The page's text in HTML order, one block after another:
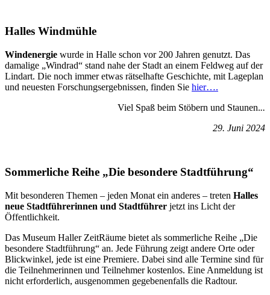
Halles Windmühle
Windenergie wurde in Halle schon vor 200 Jahren genutzt. Das
damalige „Windrad“ stand nahe der Stadt an einem Feldweg auf der
Lindart. Die noch immer etwas rätselhafte Geschichte, mit Lageplan
und neuesten Forschungsergebnissen, finden Sie hier….
Viel Spaß beim Stöbern und Staunen...
29. Juni 2024
Sommerliche Reihe „Die besondere Stadtführung“
Mit besonderen Themen – jeden Monat ein anderes – treten Halles
neue Stadtführerinnen und Stadtführer jetzt ins Licht der
Öffentlichkeit.
Das Museum Haller ZeitRäume bietet als sommerliche Reihe „Die
besondere Stadtführung“ an. Jede Führung zeigt andere Orte oder
Blickwinkel, jede ist eine Premiere. Dabei sind alle Termine sind für
die Teilnehmerinnen und Teilnehmer kostenlos. Eine Anmeldung ist
nicht erforderlich, ausgenommen gegebenenfalls die Radtour.